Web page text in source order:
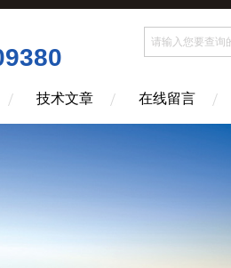
技术文章 在线留言